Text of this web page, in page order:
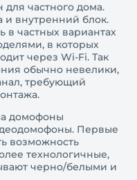
частного дома.
и внутренний блок.
частных вариантах
в которых
через Wi-Fi. Так
обычно невелики,
требующий
домофоны
Первые
возможность
технологичные,
черно/белыми и